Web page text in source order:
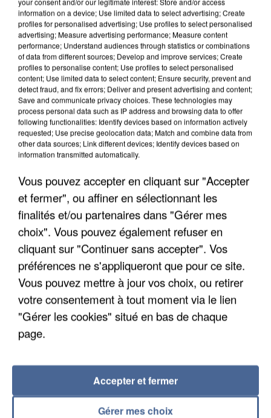
UNE TOURISTE DE L’OISE EMPORTÉE PAR UNE
LES DONNÉES DE 300 000 CLIENTS DÉROBÉES À
INTERMARCHÉ APRÈS UNE...
information on a device; Use limited data to select advertising; Create
profiles for personalised advertising; Use profiles to select personalised
advertising; Measure advertising performance; Measure content
performance; Understand audiences through statistics or combinations
of data from different sources; Develop and improve services; Create
profiles to personalise content; Use profiles to select personalised
content; Use limited data to select content; Ensure security, prevent and
detect fraud, and fix errors; Deliver and present advertising and content;
Save and communicate privacy choices. These technologies may
process personal data such as IP address and browsing data to offer
following functionalities: Identify devices based on information actively
requested; Use precise geolocation data; Match and combine data from
other data sources; Link different devices; Identify devices based on
information transmitted automatically.
Vous pouvez accepter en cliquant sur "Accepter
et fermer", ou affiner en sélectionnant les
finalités et/ou partenaires dans "Gérer mes
choix". Vous pouvez également refuser en
cliquant sur "Continuer sans accepter". Vos
préférences ne s'appliqueront que pour ce site.
Vous pouvez mettre à jour vos choix, ou retirer
votre consentement à tout moment via le lien
"Gérer les cookies" situé en bas de chaque
page.
Gérer mes choix
Accepter et fermer